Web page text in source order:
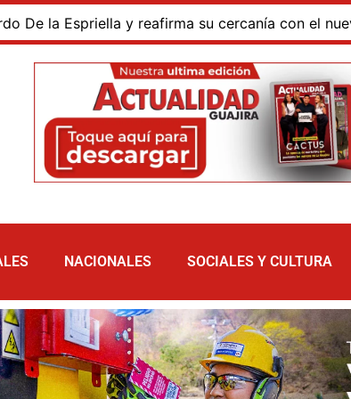
y reafirma su cercanía con el nuevo
NACIONALES SOCIALES Y CULTURA